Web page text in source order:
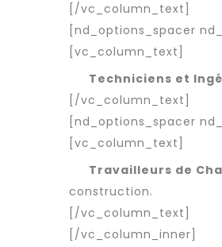
[/vc_column_text]
[nd_options_spacer
[vc_column_text]
Techniciens et
[/vc_column_text]
[nd_options_spacer
[vc_column_text]
Travailleurs de
construction.
[/vc_column_text]
[/vc_column_inner]